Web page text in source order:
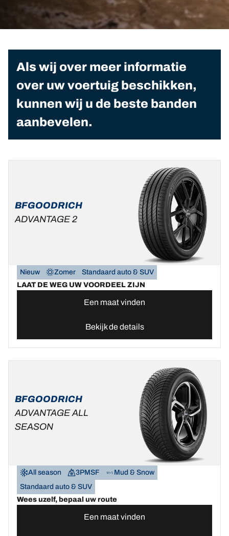
Als wij over meer informatie
over uw voertuig beschikken,
kunnen wij u de beste banden
aanbevelen.
BFGOODRICH
ADVANTAGE 2
Nieuw Zomer
Standaard auto & SUV
LAAT DE WEG UW VOORDEEL ZIJN
Een maat vinden
Bekijk de details
BFGOODRICH
ADVANTAGE ALL
SEASON
All season 3PMSF
Mud & Snow
Standaard auto & SUV
Wees uzelf, bepaal uw route
Een maat vinden